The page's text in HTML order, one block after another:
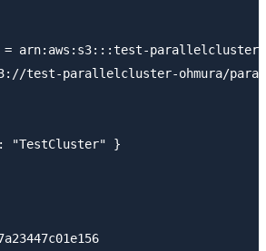
= arn:aws:s3:::test-
test-parallelcluster-ohmura/
"TestCluster" }